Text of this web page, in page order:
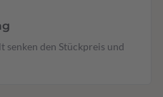
den Stückpreis und